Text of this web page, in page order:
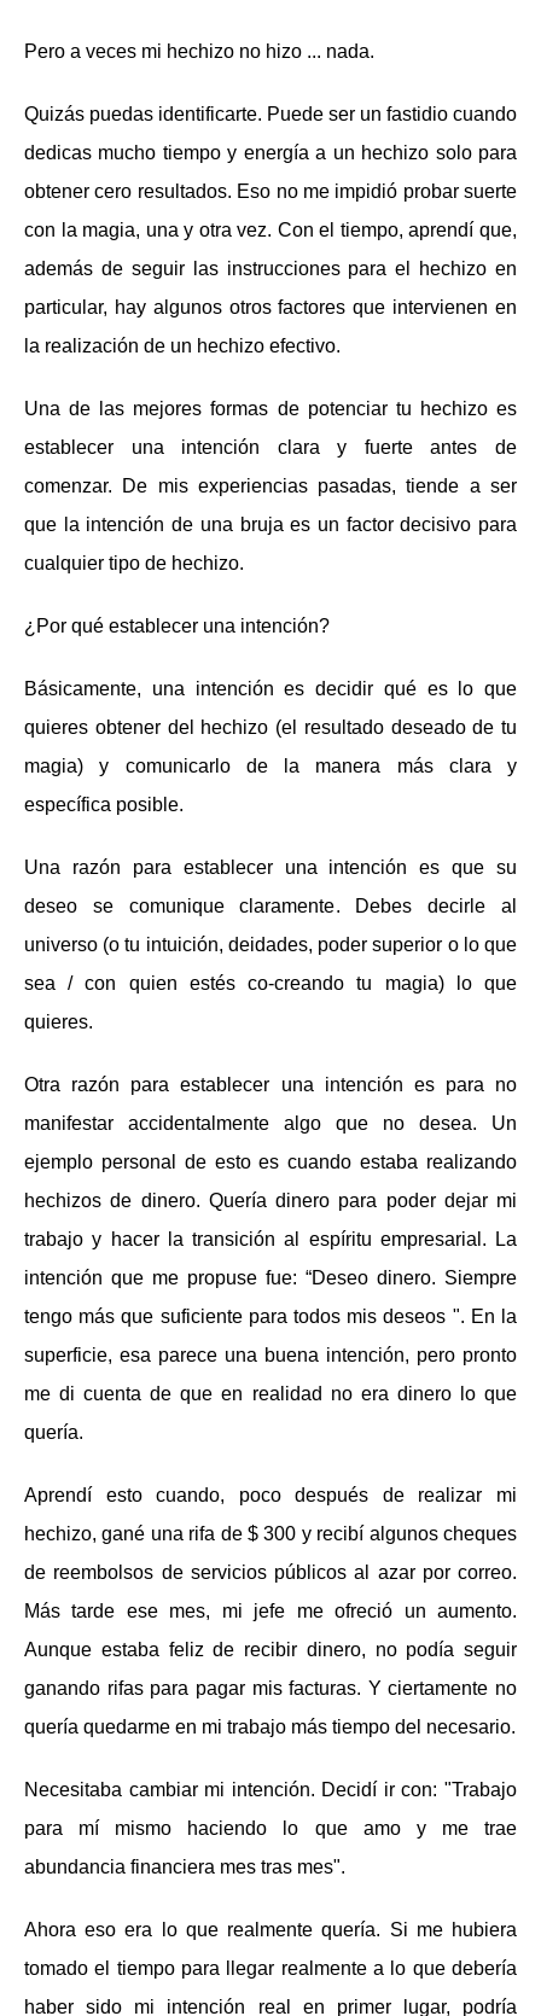
Pero a veces mi hechizo no hizo ... nada.
Quizás puedas identificarte. Puede ser un fastidio cuando
dedicas mucho tiempo y energía a un hechizo solo para
obtener cero resultados. Eso no me impidió probar suerte
con la magia, una y otra vez. Con el tiempo, aprendí que,
además de seguir las instrucciones para el hechizo en
particular, hay algunos otros factores que intervienen en
la realización de un hechizo efectivo.
Una de las mejores formas de potenciar tu hechizo es
establecer una intención clara y fuerte antes de
comenzar. De mis experiencias pasadas, tiende a ser
que la intención de una bruja es un factor decisivo para
cualquier tipo de hechizo.
¿Por qué establecer una intención?
Básicamente, una intención es decidir qué es lo que
quieres obtener del hechizo (el resultado deseado de tu
magia) y comunicarlo de la manera más clara y
específica posible.
Una razón para establecer una intención es que su
deseo se comunique claramente. Debes decirle al
universo (o tu intuición, deidades, poder superior o lo que
sea / con quien estés co-creando tu magia) lo que
quieres.
Otra razón para establecer una intención es para no
manifestar accidentalmente algo que no desea. Un
ejemplo personal de esto es cuando estaba realizando
hechizos de dinero. Quería dinero para poder dejar mi
trabajo y hacer la transición al espíritu empresarial. La
intención que me propuse fue: “Deseo dinero. Siempre
tengo más que suficiente para todos mis deseos ". En la
superficie, esa parece una buena intención, pero pronto
me di cuenta de que en realidad no era dinero lo que
quería.
Aprendí esto cuando, poco después de realizar mi
hechizo, gané una rifa de $ 300 y recibí algunos cheques
de reembolsos de servicios públicos al azar por correo.
Más tarde ese mes, mi jefe me ofreció un aumento.
Aunque estaba feliz de recibir dinero, no podía seguir
ganando rifas para pagar mis facturas. Y ciertamente no
quería quedarme en mi trabajo más tiempo del necesario.
Necesitaba cambiar mi intención. Decidí ir con: "Trabajo
para mí mismo haciendo lo que amo y me trae
abundancia financiera mes tras mes".
Ahora eso era lo que realmente quería. Si me hubiera
tomado el tiempo para llegar realmente a lo que debería
haber sido mi intención real en primer lugar, podría